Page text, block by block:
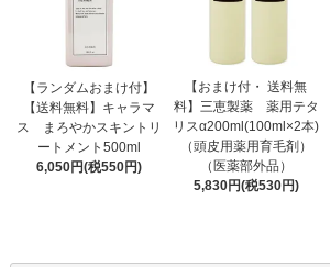
【ランダムおまけ付】
【送料無料】キャラマ
ス まろやかスキントリ
ートメント500ml
6,050円(税550円)
【おまけ付・ 送料無
料】三恵製薬 薬用テタ
リスα200ml(100ml×2本)
（頭皮用薬用育毛剤）
（医薬部外品）
5,830円(税530円)